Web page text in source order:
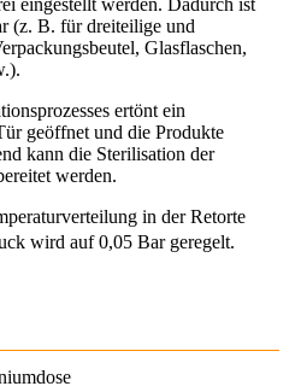
eingestellt werden. Dadurch ist
(z. B. für dreiteilige und
Glasflaschen,
ertönt ein
geöffnet und die Produkte
kann die Sterilisation der
werden.
in der Retorte
wird auf 0,05 Bar geregelt.